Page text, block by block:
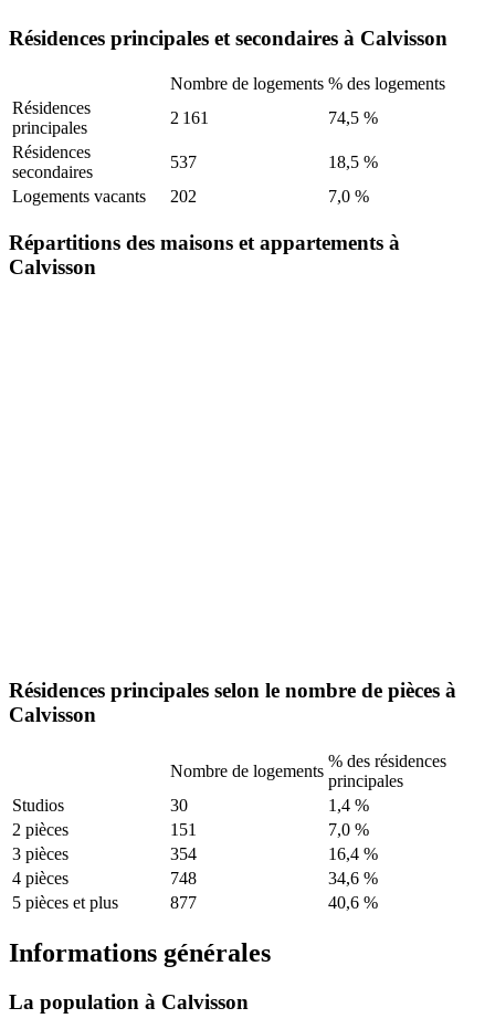
Résidences principales et secondaires à Calvisson
Nombre de logements % des logements
Résidences
principales
2 161
74,5 %
Résidences
secondaires
537
18,5 %
Logements vacants
202 7,0 %
Répartitions des maisons et appartements à
Calvisson
Résidences principales selon le nombre de pièces à
Calvisson
Nombre de logements
% des résidences
principales
Studios
30
1,4 %
2 pièces
151
7,0 %
3 pièces
354
16,4 %
4 pièces
748
34,6 %
5 pièces et plus
877 40,6 %
Informations générales
La population à Calvisson